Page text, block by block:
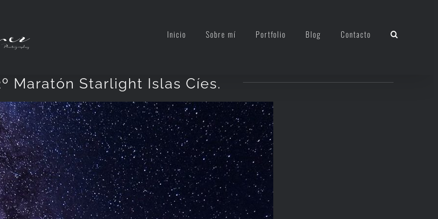
Inicio Sobre mí Portfolio Blog Contacto
Maratón Starlight Islas Cíes.